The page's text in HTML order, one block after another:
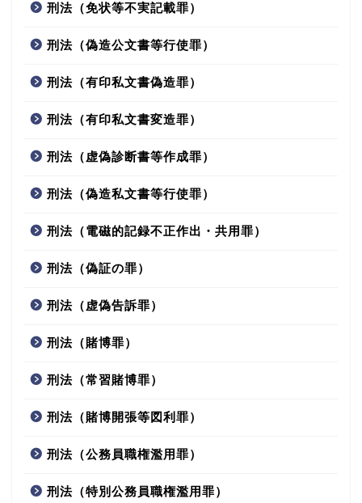
刑法（免状等不実記載罪）
刑法（偽造公文書等行使罪）
刑法（有印私文書偽造罪）
刑法（有印私文書変造罪）
刑法（虚偽診断書等作成罪）
刑法（偽造私文書等行使罪）
刑法（電磁的記録不正作出・共用罪）
刑法（偽証の罪）
刑法（虚偽告訴罪）
刑法（賭博罪）
刑法（常習賭博罪）
刑法（賭博開張等図利罪）
刑法（公務員職権濫用罪）
刑法（特別公務員職権濫用罪）